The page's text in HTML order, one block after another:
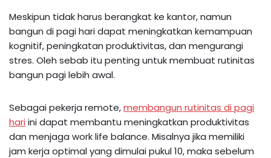
Meskipun tidak harus berangkat ke kantor, namun
bangun di pagi hari dapat meningkatkan kemampuan
kognitif, peningkatan produktivitas, dan mengurangi
stres. Oleh sebab itu penting untuk membuat rutinitas
bangun pagi lebih awal.
Sebagai pekerja remote,membangun rutinitas di pagi
hari ini dapat membantu meningkatkan produktivitas
dan menjaga work life balance. Misalnya jika memiliki
jam kerja optimal yang dimulai pukul 10, maka sebelum